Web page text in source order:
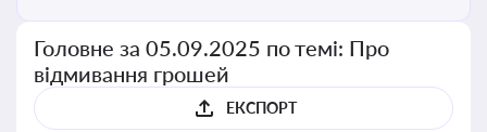
Головне за 05.09.2025 по темі: Про
відмивання грошей
ЕКСПОРТ